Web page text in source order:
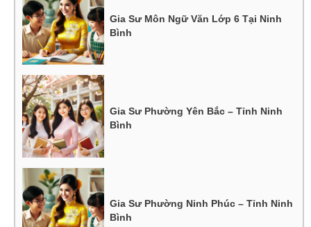
Gia Sư Môn Ngữ Văn Lớp 6 Tại Ninh
Bình
Gia Sư Phường Yên Bắc – Tỉnh Ninh
Bình
Gia Sư Phường Ninh Phúc – Tỉnh Ninh
Bình